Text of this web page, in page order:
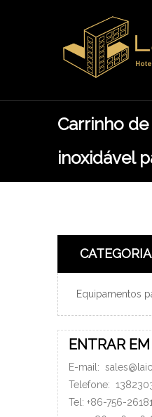
Carrinho
inoxidável
ENTRAR
E-mail:
Telefone:
Tel: +86-756-